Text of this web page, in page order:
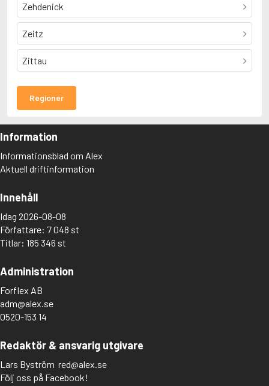
Zehdenick
Zeitz
Zittau
Regioner
Information
Informationsblad om Alex
Aktuell driftinformation
Innehåll
Idag 2026-08-08
Författare: 7 048 st
Titlar: 185 346 st
Administration
Forflex AB
adm@alex.se
0520-153 14
Redaktör & ansvarig utgivare
Lars Byström red@alex.se
Följ oss på Facebook!